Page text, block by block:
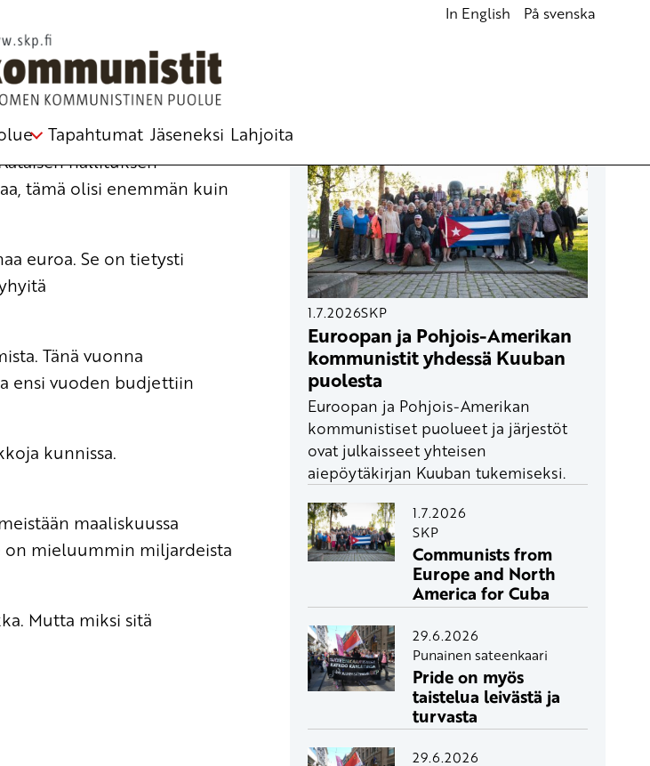
In English På svenska
Tapahtumat Jäseneksi Lahjoita
hallituksen
tämä olisi enemmän kuin
euroa. Se on tietysti
Tänä vuonna
ensi vuoden budjettiin
kunnissa.
maaliskuussa
on mieluummin miljardeista
Mutta miksi sitä
1.7.2026SKP
Euroopan ja Pohjois-Amerikan
kommunistit yhdessä Kuuban
puolesta
Euroopan ja Pohjois-Amerikan
kommunistiset puolueet ja järjestöt
ovat julkaisseet yhteisen
aiepöytäkirjan Kuuban tukemiseksi.
1.7.2026
SKP
Communists from
Europe and North
America for Cuba
29.6.2026
Punainen sateenkaari
Pride on myös
taistelua leivästä ja
turvasta
29.6.2026